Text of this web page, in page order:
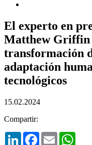
El experto en
Matthew Griffin
transformación
adaptación
tecnológicos
15.02.2024
Compartir:
LinkedInFacebook
Email